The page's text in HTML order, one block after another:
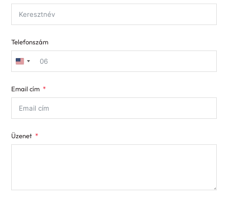
Telefonszám
United
+1
Email cím
Üzenet